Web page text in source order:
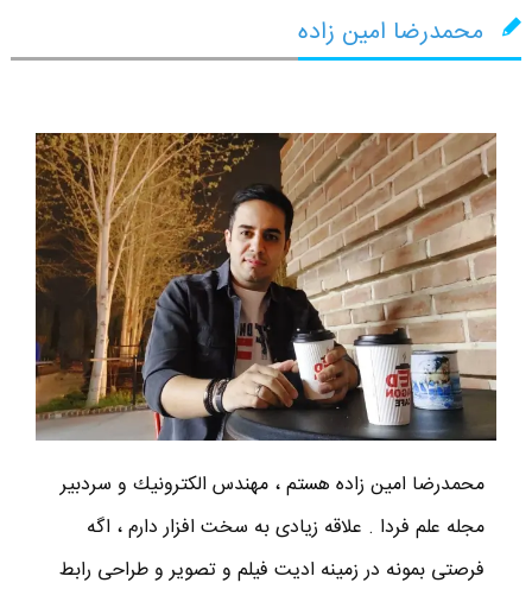
محمدرضا امین زاده
محمدرضا امين زاده هستم ، مهندس الكترونيك و سردبير
مجله علم فردا . علاقه زیادی به سخت افزار دارم ، اگه
فرصتی بمونه در زمینه ادیت فیلم و تصویر و طراحی رابط